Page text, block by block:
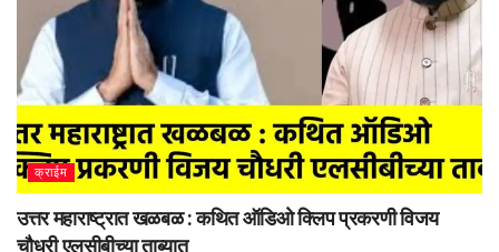
क्राईम
उत्तर महाराष्ट्रात खळबळ : कथित ऑडिओ क्लिप प्रकरणी विजय
चौधरी एलसीबीच्या ताब्यात